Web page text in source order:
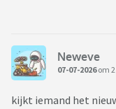
Neweve
07-07-2026om
kijkt iemand het